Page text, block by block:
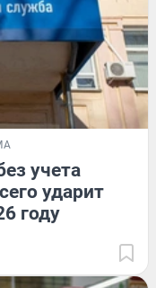
учета
ударит
году